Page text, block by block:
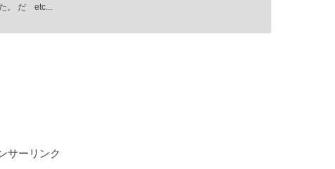
。 だ etc...
サーリンク